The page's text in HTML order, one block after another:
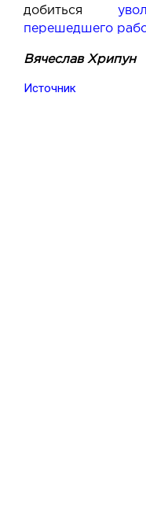
добиться
перешедшего
Вячеслав Хрипун
Источник